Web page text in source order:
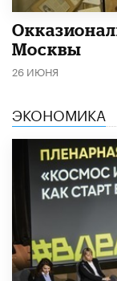
Москвы
26 ИЮНЯ
ЭКОНОМИКА